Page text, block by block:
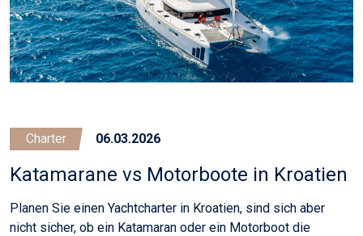
Charter 06.03.2026
Katamarane vs Motorboote in Kroatien
Planen Sie einen Yachtcharter in Kroatien, sind sich aber
nicht sicher, ob ein Katamaran oder ein Motorboot die